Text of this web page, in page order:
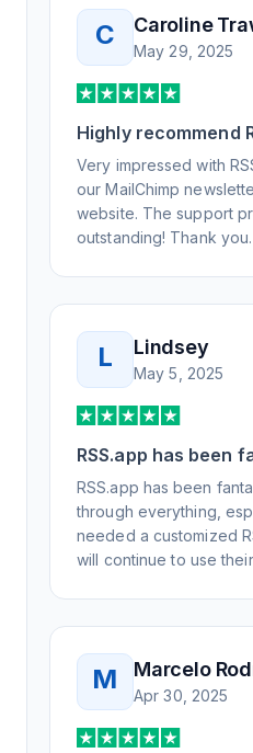
knowledgeable, kind,
understand the issue. It
weeks, but after many
support, all of my
that my users
Honestly, it has been
experience, and I will
know to RSS.app for
C Caroline
May 29, 2025
Highly recommend
Very impressed with
our MailChimp
website. The support
outstanding! Thank you.
L Lindsey
May 5, 2025
RSS.app has been
RSS.app has been
through everything,
needed a customized
will continue to use
M Marcelo
Apr 30, 2025